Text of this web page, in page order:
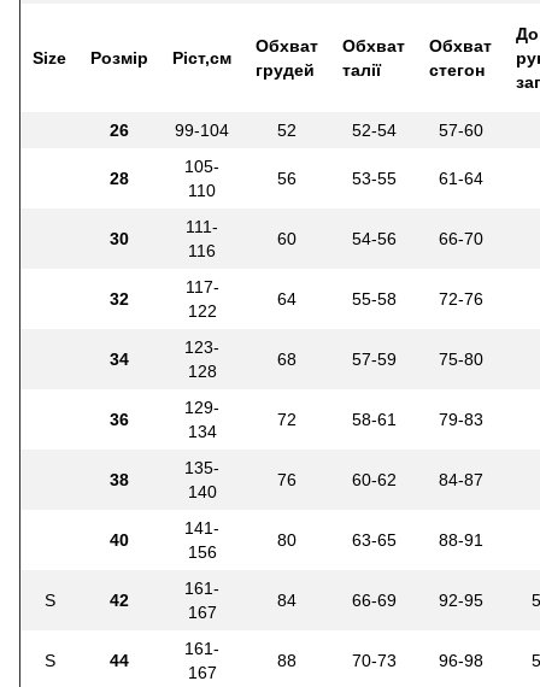
Size Розмір Ріст,см
Обхват
грудей
Обхват
талії
Обхват
стегон
26 99-104 52 52-54 57-60
28
105-
110
56 53-55 61-64
30
111-
116
60 54-56 66-70
32
117-
122
64 55-58 72-76
34
123-
128
68 57-59 75-80
36
129-
134
72 58-61 79-83
38
135-
140
76 60-62 84-87
40
141-
156
80 63-65 88-91
S 42
161-
167
84 66-69 92-95
S 44
161-
167
88 70-73 96-98